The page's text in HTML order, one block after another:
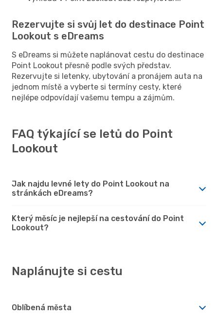
Rezervujte si svůj let do destinace Point
Lookout s eDreams
S eDreams si můžete naplánovat cestu do destinace
Point Lookout přesně podle svých představ.
Rezervujte si letenky, ubytování a pronájem auta na
jednom místě a vyberte si termíny cesty, které
nejlépe odpovídají vašemu tempu a zájmům.
FAQ týkající se letů do Point
Lookout
Jak najdu levné lety do Point Lookout na
stránkách eDreams?
Který měsíc je nejlepší na cestování do Point
Lookout?
Naplánujte si cestu
Oblíbená města